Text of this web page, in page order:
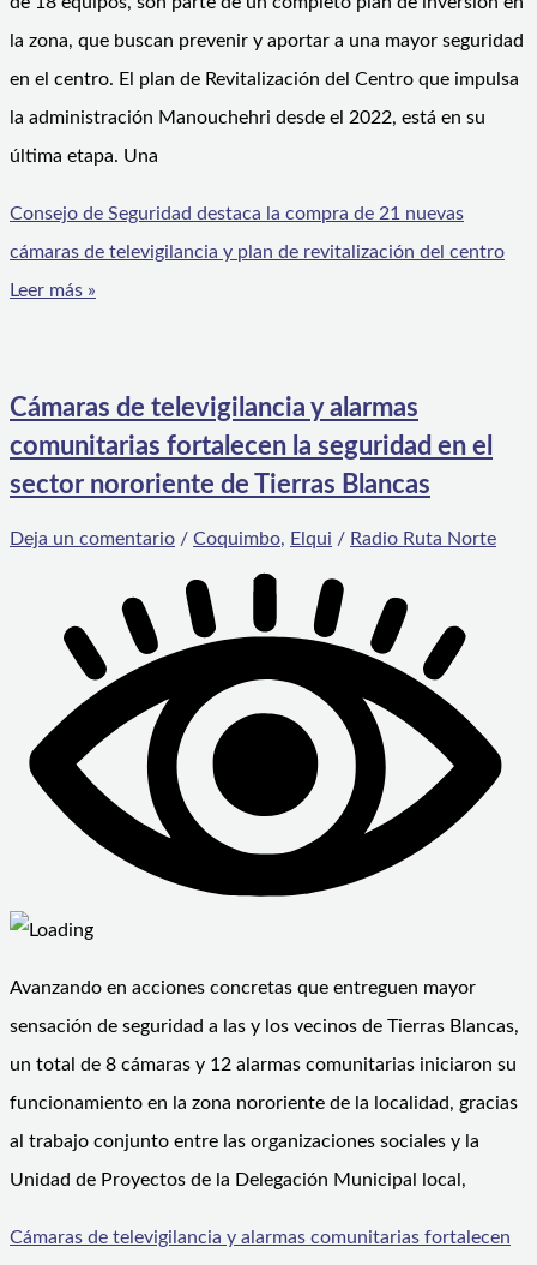
la zona, que buscan prevenir y aportar a una mayor seguridad
en el centro. El plan de Revitalización del Centro que impulsa
la administración Manouchehri desde el 2022, está en su
última etapa. Una
Consejo de Seguridad destaca la compra de 21 nuevas
cámaras de televigilancia y plan de revitalización del centro
Leer más »
Cámaras de televigilancia y alarmas
comunitarias fortalecen la seguridad en el
sector nororiente de Tierras Blancas
Deja un comentario / Coquimbo, Elqui / Radio Ruta Norte
Avanzando en acciones concretas que entreguen mayor
sensación de seguridad a las y los vecinos de Tierras Blancas,
un total de 8 cámaras y 12 alarmas comunitarias iniciaron su
funcionamiento en la zona nororiente de la localidad, gracias
al trabajo conjunto entre las organizaciones sociales y la
Unidad de Proyectos de la Delegación Municipal local,
Cámaras de televigilancia y alarmas comunitarias fortalecen